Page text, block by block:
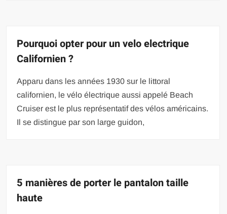
Pourquoi opter pour un velo electrique
Californien ?
Apparu dans les années 1930 sur le littoral
californien, le vélo électrique aussi appelé Beach
Cruiser est le plus représentatif des vélos américains.
Il se distingue par son large guidon,
5 manières de porter le pantalon taille
haute